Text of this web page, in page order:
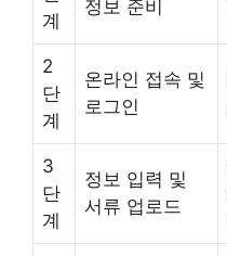
계
정보 준비
2
단
계
온라인 접속 및
로그인
3
단
계
정보 입력 및
서류 업로드